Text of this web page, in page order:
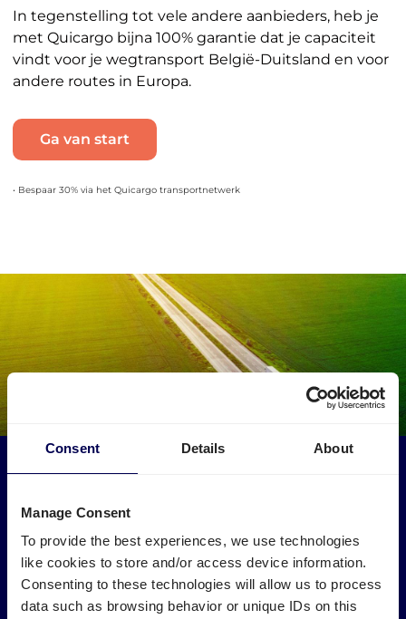
Consent Details About
Manage Consent
To provide the best experiences, we use technologies
like cookies to store and/or access device information.
Consenting to these technologies will allow us to process
data such as browsing behavior or unique IDs on this
In tegenstelling tot vele andere aanbieders, heb je
met Quicargo bijna 100% garantie dat je capaciteit
vindt voor je wegtransport België-Duitsland en voor
andere routes in Europa.
Ga van start
• Bespaar 30% via het Quicargo transportnetwerk
verminder je lege kilometers tussen België en Duitsland.
→ Ga van start